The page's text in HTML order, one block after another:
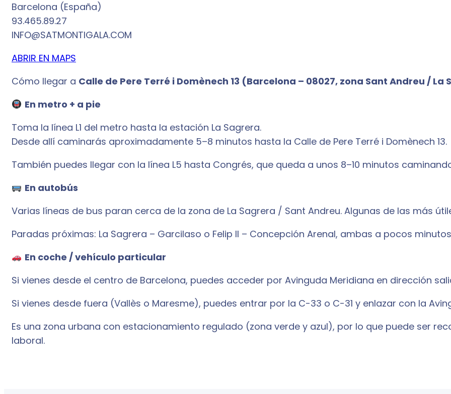
Barcelona (España)
93.465.89.27
INFO@SATMONTIGALA.COM
ABRIR EN MAPS
Cómo llegar a Calle de Pere Terré i Domènech 13 (Barcelona – 08027, zona Sant Andreu / La
En metro + a pie
Toma la línea L1 del metro hasta la estación La Sagrera.
Desde allí caminarás aproximadamente 5–8 minutos hasta la Calle de Pere Terré i Domènech 13.
También puedes llegar con la línea L5 hasta Congrés, que queda a unos 8–10 minutos
En autobús
Varias líneas de bus paran cerca de la zona de La Sagrera / Sant Andreu. Algunas de las más
Paradas próximas: La Sagrera – Garcilaso o Felip II – Concepción Arenal, ambas a pocos
En coche / vehículo particular
Si vienes desde el centro de Barcelona, puedes acceder por Avinguda Meridiana en dirección
Si vienes desde fuera (Vallès o Maresme), puedes entrar por la C-33 o C-31 y enlazar con la
Es una zona urbana con estacionamiento regulado (zona verde y azul), por lo que puede ser
laboral.